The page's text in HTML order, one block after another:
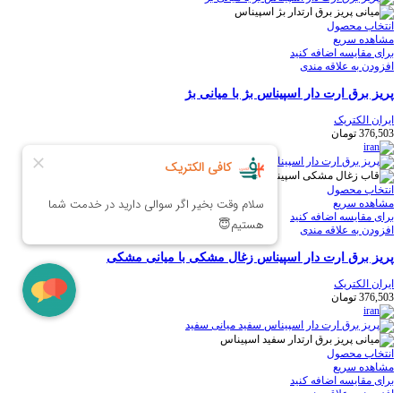
انتخاب محصول
مشاهده سریع
برای مقایسه اضافه کنید
افزودن به علاقه مندی
پریز برق ارت دار اسپیناس بژ با میانی بژ
ایران الکتریک
376,503 تومان
انتخاب محصول
مشاهده سریع
برای مقایسه اضافه کنید
افزودن به علاقه مندی
پریز برق ارت دار اسپیناس زغال مشکی با میانی مشکی
ایران الکتریک
376,503 تومان
انتخاب محصول
مشاهده سریع
برای مقایسه اضافه کنید